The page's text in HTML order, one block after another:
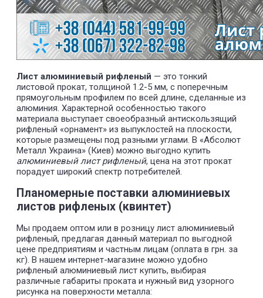
Лист алюминиевый рифленый — это тонкий
листовой прокат, толщиной 1.2-5 мм, с поперечным
прямоугольным профилем по всей длине, сделанные из
алюминия. Характерной особенностью такого
материала выступает своеобразный антискользящий
рифленый «орнамент» из выпуклостей на плоскости,
которые размещены под разными углами. В «Абсолют
Металл Украина» (Киев) можно выгодно купить
алюминиевый лист рифленый, цена на этот прокат
порадует широкий спектр потребителей.
Планомерные поставки алюминиевых
листов рифленых (квинтет)
Мы продаем оптом или в розницу лист алюминиевый
рифленый, предлагая данный материал по выгодной
цене предприятиям и частным лицам (оплата в грн. за
кг). В нашем интернет-магазине можно удобно
рифленый алюминиевый лист купить, выбирая
различные габариты проката и нужный вид узорного
рисунка на поверхности металла: